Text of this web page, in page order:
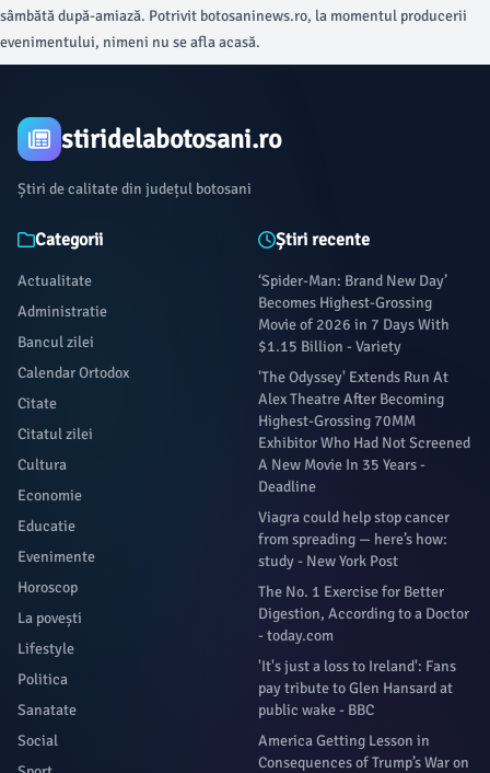
sâmbătă după-amiază. Potrivit botosaninews.ro, la momentul producerii
evenimentului, nimeni nu se afla acasă.
stiridelabotosani.ro
Știri de calitate din județul botosani
Categorii
Actualitate
Administratie
Bancul zilei
Calendar Ortodox
Citate
Citatul zilei
Cultura
Economie
Educatie
Evenimente
Horoscop
La povești
Lifestyle
Politica
Sanatate
Social
Știri recente
‘Spider-Man: Brand New Day’
Becomes Highest-Grossing
Movie of 2026 in 7 Days With
$1.15 Billion - Variety
'The Odyssey' Extends Run At
Alex Theatre After Becoming
Highest-Grossing 70MM
Exhibitor Who Had Not Screened
A New Movie In 35 Years -
Deadline
Viagra could help stop cancer
from spreading — here’s how:
study - New York Post
The No. 1 Exercise for Better
Digestion, According to a Doctor
- today.com
'It's just a loss to Ireland': Fans
pay tribute to Glen Hansard at
public wake - BBC
America Getting Lesson in
Consequences of Trump’s War on